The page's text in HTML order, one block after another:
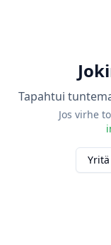
Tapahtui
Jos virhe